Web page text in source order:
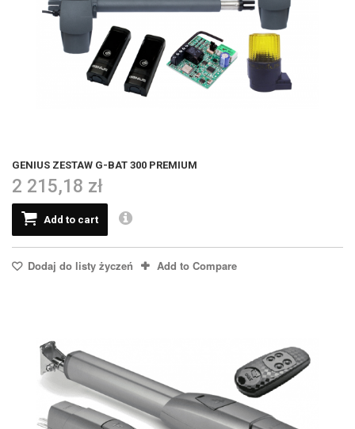
GENIUS ZESTAW G-BAT 300 PREMIUM
2 215,18 zł
Add to cart
Dodaj do listy życzeń Add to Compare